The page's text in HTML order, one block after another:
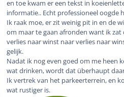
en toe kwam er een tekst in
informatie.. Echt professioneel oogde
Ik raak moe, er zit weinig pit in en de
om maar te gaan afronden want ik
verlies naar winst naar verlies naar
gelijk.
Nadat ik nog even goed om me heen
wat drinken, wordt dat überhaupt
Ik vertrek van het parkeerterrein, en
wat rustiger is.